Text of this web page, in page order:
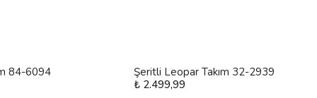
84-6094
Şeritli Leopar Takım 32-2939
₺ 2.499,99